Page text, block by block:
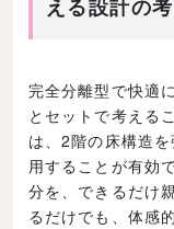
える設計の
完全分離型で快適
とセットで考える
は、2階の床構造
用することが有効
分を、できるだけ
るだけでも、体感